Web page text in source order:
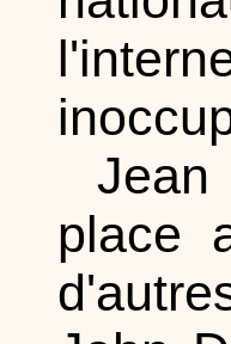
place